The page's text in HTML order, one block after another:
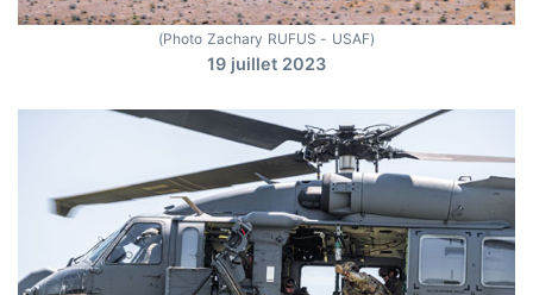
(Photo Zachary RUFUS - USAF)
19 juillet 2023